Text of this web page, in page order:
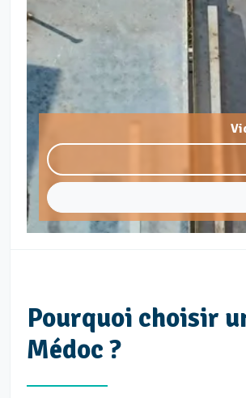
Pourquoi choisir
Médoc ?